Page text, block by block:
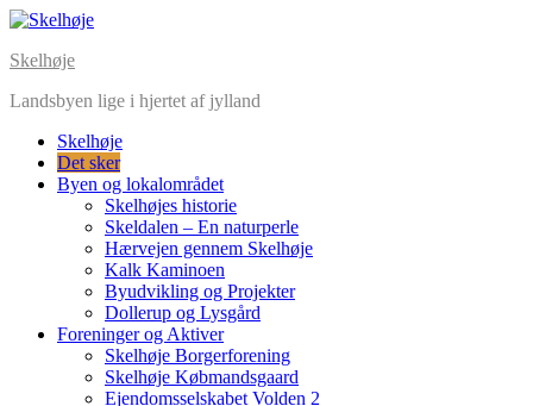
Skip
content
Skelhøje
Landsbyen lige i hjertet af jylland
Skelhøje
Det sker
Byen og lokalområdet
Skelhøjes historie
Skeldalen – En naturperle
Hærvejen gennem Skelhøje
Kalk Kaminoen
Byudvikling og Projekter
Dollerup og Lysgård
Foreninger og Aktiver
Skelhøje Borgerforening
Skelhøje Købmandsgaard
Ejendomsselskabet Volden 2